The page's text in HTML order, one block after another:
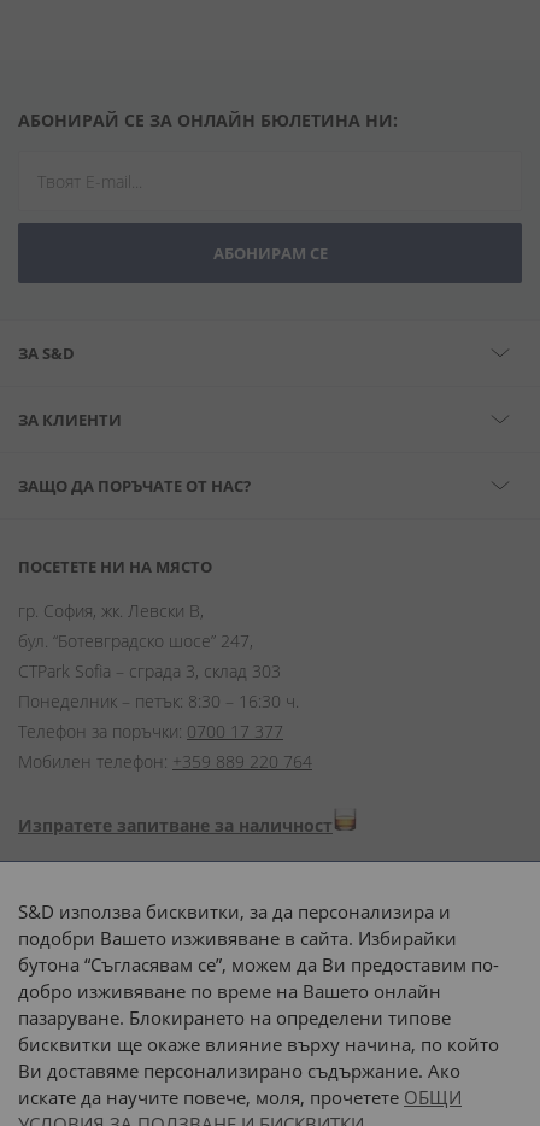
АБОНИРАЙ СЕ ЗА ОНЛАЙН БЮЛЕТИНА НИ:
АБОНИРАМ СЕ
ЗА S&D
ЗА КЛИЕНТИ
ЗАЩО ДА ПОРЪЧАТЕ ОТ НАС?
ПОСЕТЕТЕ НИ НА МЯСТО
гр. София, жк. Левски В,
бул. “Ботевградско шосе” 247,
CTPark Sofia – сграда 3, склад 303
Понеделник – петък: 8:30 – 16:30 ч.
Телефон за поръчки: 0700 17 377
Мобилен телефон: +359 889 220 764
Изпратете запитване за наличност
Начини на плащане:
Доставка до адрес с:
или
наш транспорт
S&D използва бисквитки, за да персонализира и
подобри Вашето изживяване в сайта. Избирайки
бутона “Съгласявам се”, можем да Ви предоставим по-
добро изживяване по време на Вашето онлайн
пазаруване. Блокирането на определени типове
бисквитки ще окаже влияние върху начина, по който
Ви доставяме персонализирано съдържание. Ако
искате да научите повече, моля, прочетете ОБЩИ